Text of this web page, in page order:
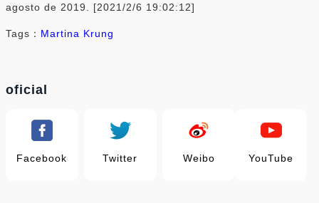
agosto de 2019. [2021/2/6 19:02:12]
Tags： Martina Krung
oficial
Facebook Twitter Weibo YouTube